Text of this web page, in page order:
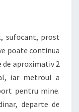
sufocant, prost
poate continua
aproximativ 2
iar metroul a
pentru mine.
departe de